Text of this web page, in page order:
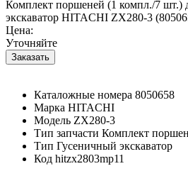
Комплект поршеней (1 компл./7 шт.)
экскаватор HITACHI ZX280-3
Цена:
Уточняйте
Каталожные номера 8050658
Марка HITACHI
Модель ZX280-3
Тип запчасти Комплект
Тип Гусеничный экскаватор
Код hitzx2803mp11